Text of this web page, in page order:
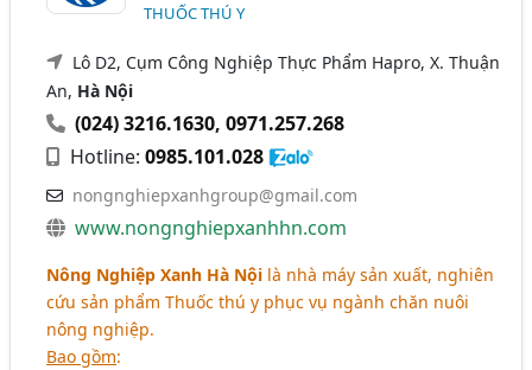
THUỐC THÚ Y
Lô D2, Cụm Công Nghiệp Thực Phẩm Hapro, X. Thuận
An, Hà Nội
(024) 3216.1630,0971.257.268
Hotline:0985.101.028
nongnghiepxanhgroup@gmail.com
www.nongnghiepxanhhn.com
Nông Nghiệp Xanh Hà Nội là nhà máy sản xuất, nghiên
cứu sản phẩm Thuốc thú y phục vụ ngành chăn nuôi
nông nghiệp.
Bao gồm: